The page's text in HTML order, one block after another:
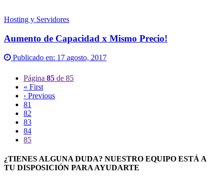
Hosting y Servidores
Aumento de Capacidad x Mismo Precio!
Publicado en: 17 agosto, 2017
Página 85 de 85
« First
‹ Previous
81
82
83
84
85
¿TIENES ALGUNA DUDA? NUESTRO EQUIPO ESTÁ A
TU DISPOSICIÓN PARA AYUDARTE